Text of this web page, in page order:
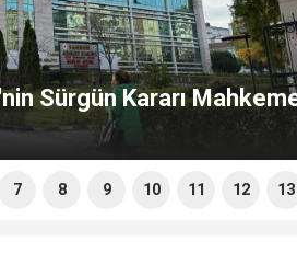
Sürgün Kararı
7 8 9 10 11 12 13